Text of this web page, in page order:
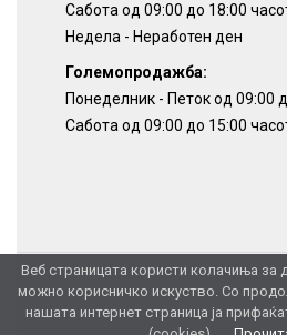
Веб страницата користи колачиња
можно корисничко искуство. Со
нашата интернет страница ја
Сабота од 09:00 до 18:00
Недела - Неработен ден
Големопродажба:
Понеделник - Петок од 09:00
Сабота од 09:00 до 15:00